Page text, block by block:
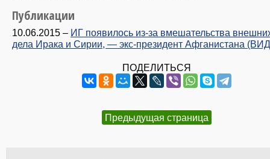
Публикации
10.06.2015 – ИГ появилось из-за вмешательства
дела Ирака и Сирии, — экс-президент Афганистана
ПОДЕЛИТЬСЯ
Предыдущая страница